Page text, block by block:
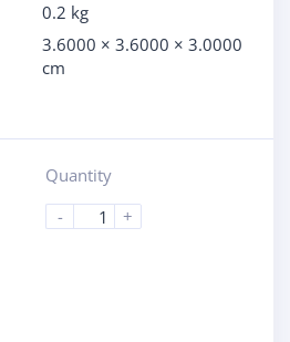
0.2 kg
3.6000 × 3.6000 × 3.0000
cm
Quantity
-
+